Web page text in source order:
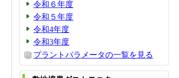
令和６年度
令和５年度
令和4年度
令和3年度
プラントパラメータの一覧を見る